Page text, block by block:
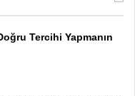
Tercihi Yapmanın